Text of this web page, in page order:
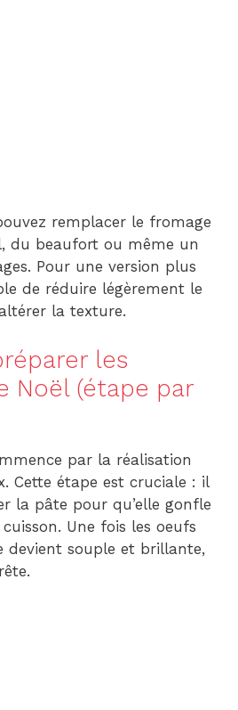
remplacer le fromage
du beaufort ou même un
Pour une version plus
de réduire légèrement le
la texture.
les
Noël (étape par
par la réalisation
Cette étape est cruciale : il
la pâte pour qu’elle gonfle
Une fois les oeufs
devient souple et brillante,